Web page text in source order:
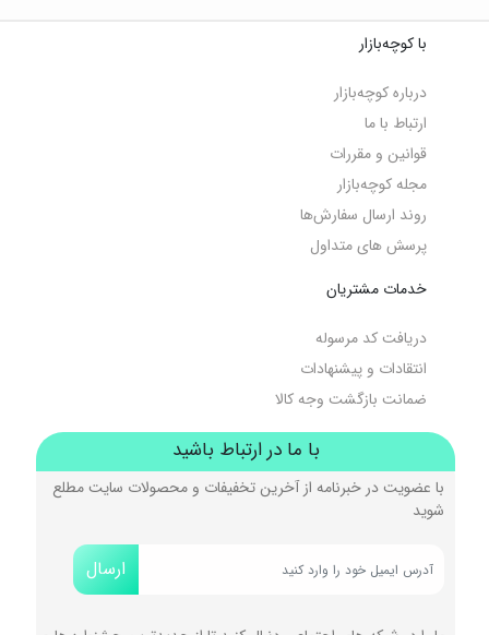
با کوچه‌بازار
درباره کوچه‌بازار
ارتباط با ما
قوانین و مقررات
مجله کوچه‌‌بازار
روند ارسال سفارش‌ها
پرسش های متداول
خدمات مشتریان
دریافت کد مرسوله
انتقادات و پیشنهادات
ضمانت بازگشت وجه کالا
با ما در ارتباط باشید
با عضویت در خبرنامه از آخرین تخفیفات و محصولات سایت مطلع
شوید
ارسال